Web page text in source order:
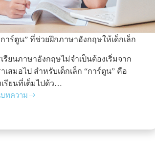
การ์ตูน” ที่ช่วยฝึกภาษาอังกฤษให้เด็กเล็ก
รียนภาษาอังกฤษไม่จำเป็นต้องเริ่มจาก
เสมอไป สำหรับเด็กเล็ก “การ์ตูน” คือ
รียนที่เต็มไปด้ว…
ทความ